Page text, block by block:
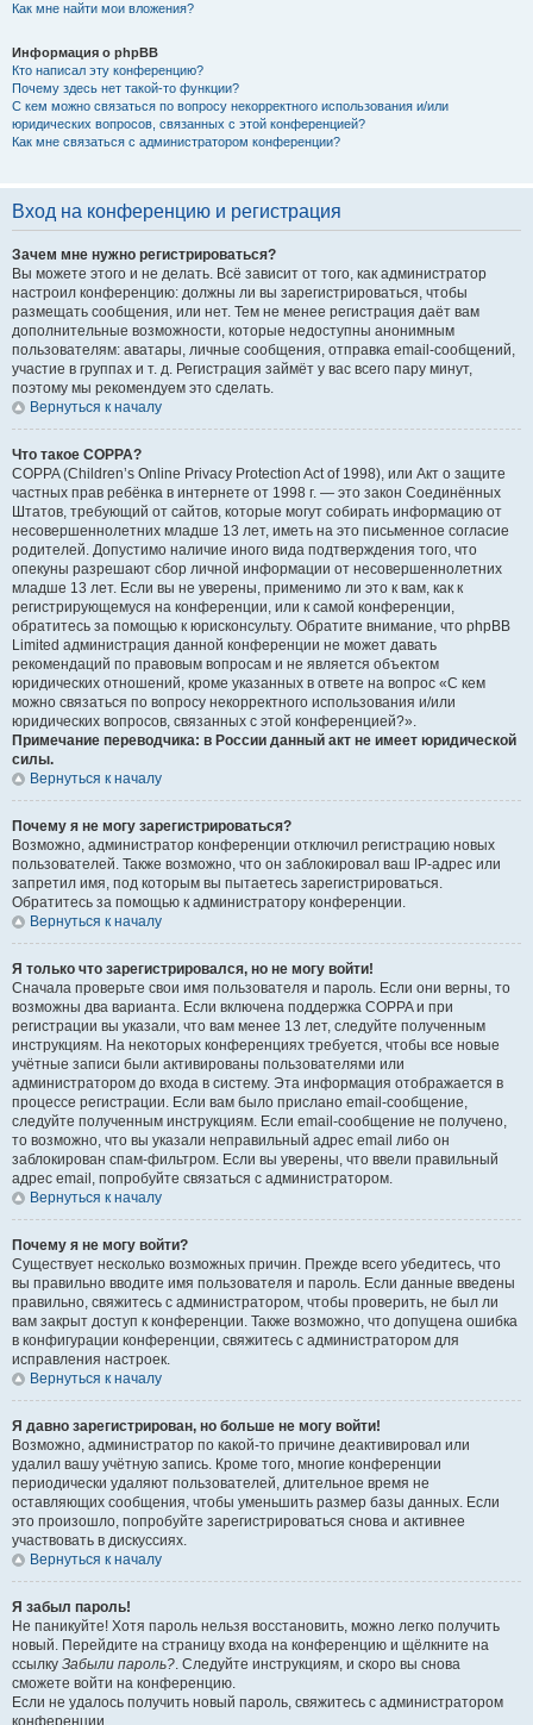
Как мне найти мои вложения?
Информация о phpBB
Кто написал эту конференцию?
Почему здесь нет такой-то функции?
С кем можно связаться по вопросу некорректного использования и/или
юридических вопросов, связанных с этой конференцией?
Как мне связаться с администратором конференции?
Вход на конференцию и регистрация
Зачем мне нужно регистрироваться?
Вы можете этого и не делать. Всё зависит от того, как администратор
настроил конференцию: должны ли вы зарегистрироваться, чтобы
размещать сообщения, или нет. Тем не менее регистрация даёт вам
дополнительные возможности, которые недоступны анонимным
пользователям: аватары, личные сообщения, отправка email-сообщений,
участие в группах и т. д. Регистрация займёт у вас всего пару минут,
поэтому мы рекомендуем это сделать.
Вернуться к началу
Что такое COPPA?
COPPA (Children’s Online Privacy Protection Act of 1998), или Акт о защите
частных прав ребёнка в интернете от 1998 г. — это закон Соединённых
Штатов, требующий от сайтов, которые могут собирать информацию от
несовершеннолетних младше 13 лет, иметь на это письменное согласие
родителей. Допустимо наличие иного вида подтверждения того, что
опекуны разрешают сбор личной информации от несовершеннолетних
младше 13 лет. Если вы не уверены, применимо ли это к вам, как к
регистрирующемуся на конференции, или к самой конференции,
обратитесь за помощью к юрисконсульту. Обратите внимание, что phpBB
Limited администрация данной конференции не может давать
рекомендаций по правовым вопросам и не является объектом
юридических отношений, кроме указанных в ответе на вопрос «С кем
можно связаться по вопросу некорректного использования и/или
юридических вопросов, связанных с этой конференцией?».
Примечание переводчика: в России данный акт не имеет юридической
силы.
Вернуться к началу
Почему я не могу зарегистрироваться?
Возможно, администратор конференции отключил регистрацию новых
пользователей. Также возможно, что он заблокировал ваш IP-адрес или
запретил имя, под которым вы пытаетесь зарегистрироваться.
Обратитесь за помощью к администратору конференции.
Вернуться к началу
Я только что зарегистрировался, но не могу войти!
Сначала проверьте свои имя пользователя и пароль. Если они верны, то
возможны два варианта. Если включена поддержка COPPA и при
регистрации вы указали, что вам менее 13 лет, следуйте полученным
инструкциям. На некоторых конференциях требуется, чтобы все новые
учётные записи были активированы пользователями или
администратором до входа в систему. Эта информация отображается в
процессе регистрации. Если вам было прислано email-сообщение,
следуйте полученным инструкциям. Если email-сообщение не получено,
то возможно, что вы указали неправильный адрес email либо он
заблокирован спам-фильтром. Если вы уверены, что ввели правильный
адрес email, попробуйте связаться с администратором.
Вернуться к началу
Почему я не могу войти?
Существует несколько возможных причин. Прежде всего убедитесь, что
вы правильно вводите имя пользователя и пароль. Если данные введены
правильно, свяжитесь с администратором, чтобы проверить, не был ли
вам закрыт доступ к конференции. Также возможно, что допущена ошибка
в конфигурации конференции, свяжитесь с администратором для
исправления настроек.
Вернуться к началу
Я давно зарегистрирован, но больше не могу войти!
Возможно, администратор по какой-то причине деактивировал или
удалил вашу учётную запись. Кроме того, многие конференции
периодически удаляют пользователей, длительное время не
оставляющих сообщения, чтобы уменьшить размер базы данных. Если
это произошло, попробуйте зарегистрироваться снова и активнее
участвовать в дискуссиях.
Вернуться к началу
Я забыл пароль!
Не паникуйте! Хотя пароль нельзя восстановить, можно легко получить
новый. Перейдите на страницу входа на конференцию и щёлкните на
ссылку Забыли пароль?. Следуйте инструкциям, и скоро вы снова
сможете войти на конференцию.
Если не удалось получить новый пароль, свяжитесь с администратором